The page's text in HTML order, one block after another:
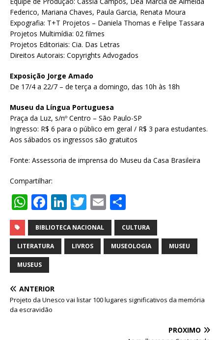
Federico, Mariana Chaves, Paula Garcia, Renata Moura
Expografia: T+T Projetos – Daniela Thomas e Felipe Tassara
Projetos Multimídia: 02 filmes
Projetos Editoriais: Cia. Das Letras
Direitos Autorais: Copyrights Advogados
Exposição Jorge Amado
De 17/4 a 22/7 – de terça a domingo, das 10h às 18h
Museu da Língua Portuguesa
Praça da Luz, s/nº Centro – São Paulo-SP
Ingresso: R$ 6 para o público em geral / R$ 3 para estudantes.
Aos sábados os ingressos são gratuitos
Fonte: Assessoria de imprensa do Museu da Casa Brasileira
Compartilhar:
W
h
at
s
A
p
F
a
c
e
o
k
Li
n
k
e
T
w
it
te
E
m
ai
l
h
ar
e
BIBLIOTECA NACIONAL CULTURA
LITERATURA LIVROS MUSEOLOGIA MUSEU
MUSEUS
ANTERIOR
Projeto da Unesco vai listar 100 lugares significativos da memória
da escravidão
PRÓXIMO